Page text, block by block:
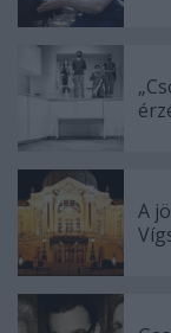
A